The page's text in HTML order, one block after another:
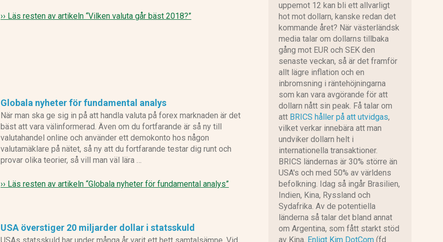
›› Läs resten av artikeln “Vilken valuta går bäst 2018?”
Globala nyheter för fundamental analys
När man ska ge sig in på att handla valuta på forex marknaden är det
bäst att vara välinformerad. Även om du fortfarande är så ny till
valutahandel online och använder ett demokonto hos någon
valutamäklare på nätet, så ny att du fortfarande testar dig runt och
provar olika teorier, så vill man väl lära …
›› Läs resten av artikeln “Globala nyheter för fundamental analys”
USA överstiger 20 miljarder dollar i statsskuld
uppemot 12 kan bli ett allvarligt
hot mot dollarn, kanske redan det
kommande året? När västerländsk
media talar om dollarns tillbaka
gång mot EUR och SEK den
senaste veckan, så är det framför
allt lägre inflation och en
inbromsning i räntehöjningarna
som kan vara avgörande för att
dollarn nått sin peak. Få talar om
att BRICS håller på att utvidgas,
vilket verkar innebära att man
undviker dollarn helt i
internationella transaktioner.
BRICS ländernas är 30% större än
USA's och med 50% av världens
befolkning. Idag så ingår Brasilien,
Indien, Kina, Ryssland och
Sydafrika. Av de potentiella
länderna så talar det bland annat
om Argentina, som fått starkt stöd
av Kina. Enligt Kim DotCom(fd